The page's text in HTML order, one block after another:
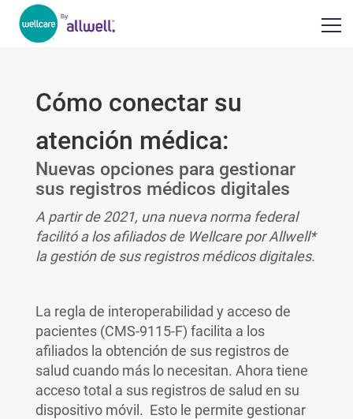
Cómo conectar su
atención médica:
Nuevas opciones para gestionar
sus registros médicos digitales
A partir de 2021, una nueva norma federal
facilitó a los afiliados de Wellcare por Allwell*
la gestión de sus registros médicos digitales.
La regla de interoperabilidad y acceso de
pacientes (CMS-9115-F) facilita a los
afiliados la obtención de sus registros de
salud cuando más lo necesitan. Ahora tiene
acceso total a sus registros de salud en su
dispositivo móvil. Esto le permite gestionar